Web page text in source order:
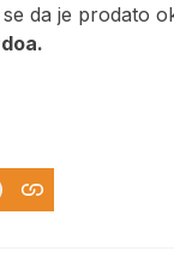
da je prodato